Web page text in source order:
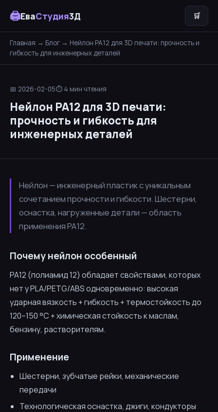
🖨ЕваСтудия3Д 🛒
Главная → Блог → Нейлон PA12 для 3D печати: прочность и
гибкость для инженерных деталей
📅 2026-02-05⏱ 4 мин чтения
Нейлон PA12 для 3D печати:
прочность и гибкость для
инженерных деталей
Нейлон — инженерный пластик с уникальным
сочетанием прочности и гибкости. Шестерни,
оснастка, нагруженные детали — область
применения PA12.
Почему нейлон особенный
PA12 (полиамид 12) обладает свойствами, которых
нет у PLA/PETG/ABS одновременно: высокая
ударная вязкость + гибкость + термостойкость до
120–150 °C + химическая стойкость к маслам,
бензину, растворителям.
Применение
Шестерни, зубчатые рейки, механические
передачи
Технологическая оснастка, джиги, кондукторы